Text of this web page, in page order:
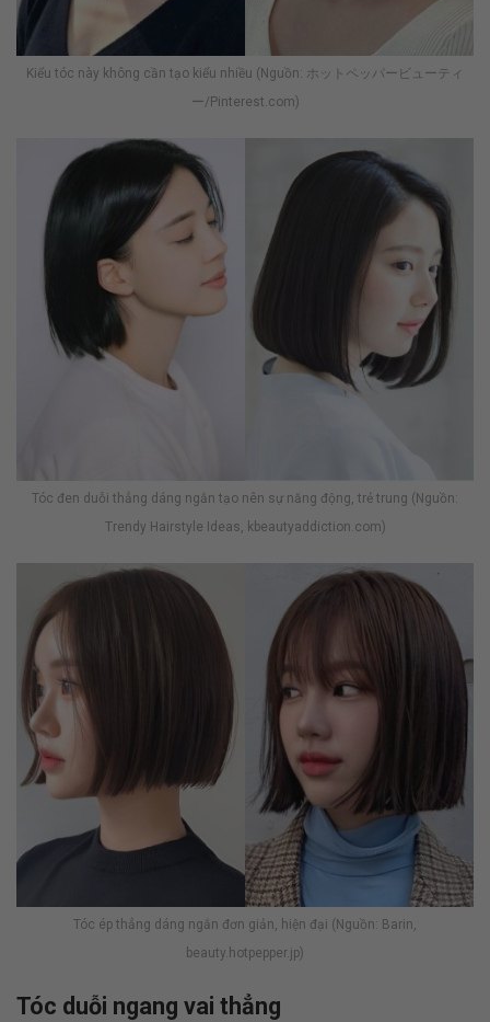
Kiểu tóc này không cần tạo kiểu nhiều (Nguồn: ホットペッパービューティ
ー/Pinterest.com)
Tóc đen duỗi thẳng dáng ngắn tạo nên sự năng động, trẻ trung (Nguồn:
Trendy Hairstyle Ideas, kbeautyaddiction.com)
Tóc ép thẳng dáng ngắn đơn giản, hiện đại (Nguồn: Barin,
beauty.hotpepper.jp)
Tóc duỗi ngang vai thẳng